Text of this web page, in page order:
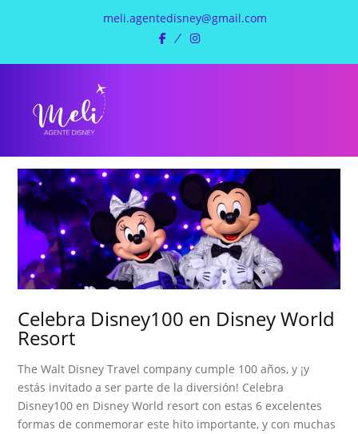
meli.agentedisney@gmail.com
facebookinstagram
Celebra Disney100 en Disney World
Resort
The Walt Disney Travel company cumple 100 años, y ¡y
estás invitado a ser parte de la diversión! Celebra
Disney100 en Disney World resort con estas 6 excelentes
formas de conmemorar este hito importante, y con muchas